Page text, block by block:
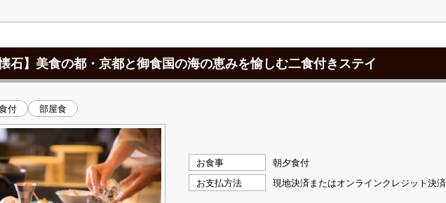
石】美食の都・京都と御食国の海の恵みを愉しむ二食付きステイ
付 部屋食
お食事
朝夕食付
お支払方法
現地決済またはオンラインクレジット決済